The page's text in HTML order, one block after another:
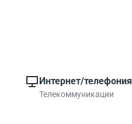
Интернет/телефония
Телекоммуникации